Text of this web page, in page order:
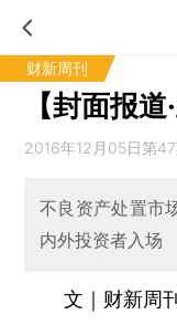
财新周刊
【封面报
2016年12月05日第
不良资产处置市
内外投资者入场
文｜财新周